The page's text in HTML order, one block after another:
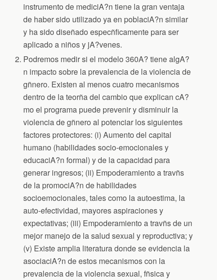
instrumento de mediciA?n tiene la gran ventaja
de haber sido utilizado ya en poblaciA?n similar
y ha sido diseñado especñficamente para ser
aplicado a niños y jA?venes.
Podremos medir si el modelo 360A? tiene algA?
n impacto sobre la prevalencia de la violencia de
gñnero. Existen al menos cuatro mecanismos
dentro de la teorña del cambio que explican cA?
mo el programa puede prevenir y disminuir la
violencia de gñnero al potenciar los siguientes
factores protectores: (i) Aumento del capital
humano (habilidades socio-emocionales y
educaciA?n formal) y de la capacidad para
generar ingresos; (ii) Empoderamiento a travñs
de la promociA?n de habilidades
socioemocionales, tales como la autoestima, la
auto-efectividad, mayores aspiraciones y
expectativas; (iii) Empoderamiento a travñs de un
mejor manejo de la salud sexual y reproductiva; y
(v) Existe amplia literatura donde se evidencia la
asociaciA?n de estos mecanismos con la
prevalencia de la violencia sexual, fñsica y